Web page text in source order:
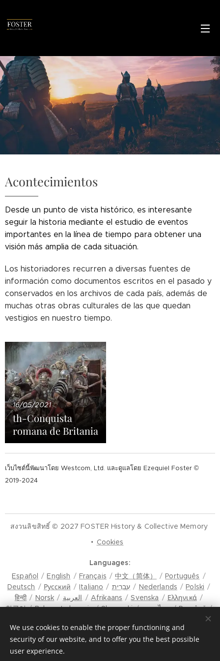
Acontecimientos
Desde un punto de vista histórico, es interesante
seguir la historia mediante el estudio de eventos
importantes en la línea de tiempo para obtener una
visión más amplia de cada situación.
Los historiadores recurren a diversas fuentes de
información como documentos escritos en el pasado y
conservados en los archivos de cada país, además de
muchas otras obras culturales de las que quedan
vestigios en nuestro tiempo.
16/05/2021
th-Conquista
romana de Britania
เว็บไซต์นี้พัฒนาโดย Westcom, Ltd. และดูแลโดย Ezequiel Foster ©
2019-2024
สงวนลิขสิทธิ์ © 2027 FOSTER History & Collective Memory
Cookies
Languages
Español
English Français 中文（简体）
Português
Deutsch
Русский Italiano עִבְרִית Nederlands
Polski
हिन्दी
Norsk العربية Afrikaans Svenska
Ελληνικά
한국어
Bahasa Indonesia Slovenski ภาษาไทย
Română
Latviešu Valoda
Türkçe Tiếng Việt 日本語
Srpski
Eesti keel
Magyar മലയാളം فارسی
Bosanski
Lietuvių kalba
We use cookies to enable the proper functioning and
security of our website, and to offer you the best possible
user experience.